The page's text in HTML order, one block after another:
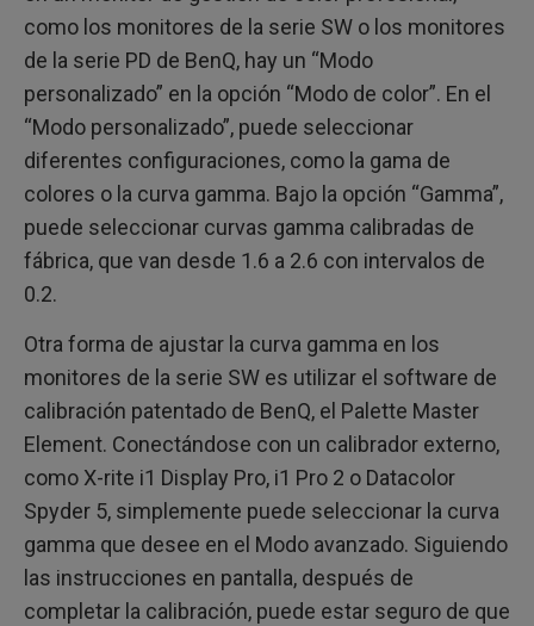
como los monitores de la serie SW o los monitores
de la serie PD de BenQ, hay un “Modo
personalizado” en la opción “Modo de color”. En el
“Modo personalizado”, puede seleccionar
diferentes configuraciones, como la gama de
colores o la curva gamma. Bajo la opción “Gamma”,
puede seleccionar curvas gamma calibradas de
fábrica, que van desde 1.6 a 2.6 con intervalos de
0.2.
Otra forma de ajustar la curva gamma en los
monitores de la serie SW es utilizar el software de
calibración patentado de BenQ, el Palette Master
Element. Conectándose con un calibrador externo,
como X-rite i1 Display Pro, i1 Pro 2 o Datacolor
Spyder 5, simplemente puede seleccionar la curva
gamma que desee en el Modo avanzado. Siguiendo
las instrucciones en pantalla, después de
completar la calibración, puede estar seguro de que